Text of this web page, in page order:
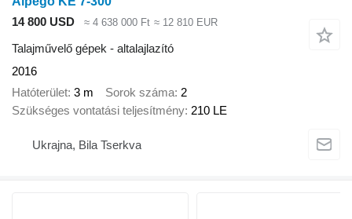
14 800 USD
≈ 4 638 000 Ft ≈ 12 810 EUR
Talajművelő gépek - altalajlazító
2016
Hatóterület 3 m Sorok száma 2
Szükséges vontatási teljesítmény 210 LE
Ukrajna, Bila Tserkva